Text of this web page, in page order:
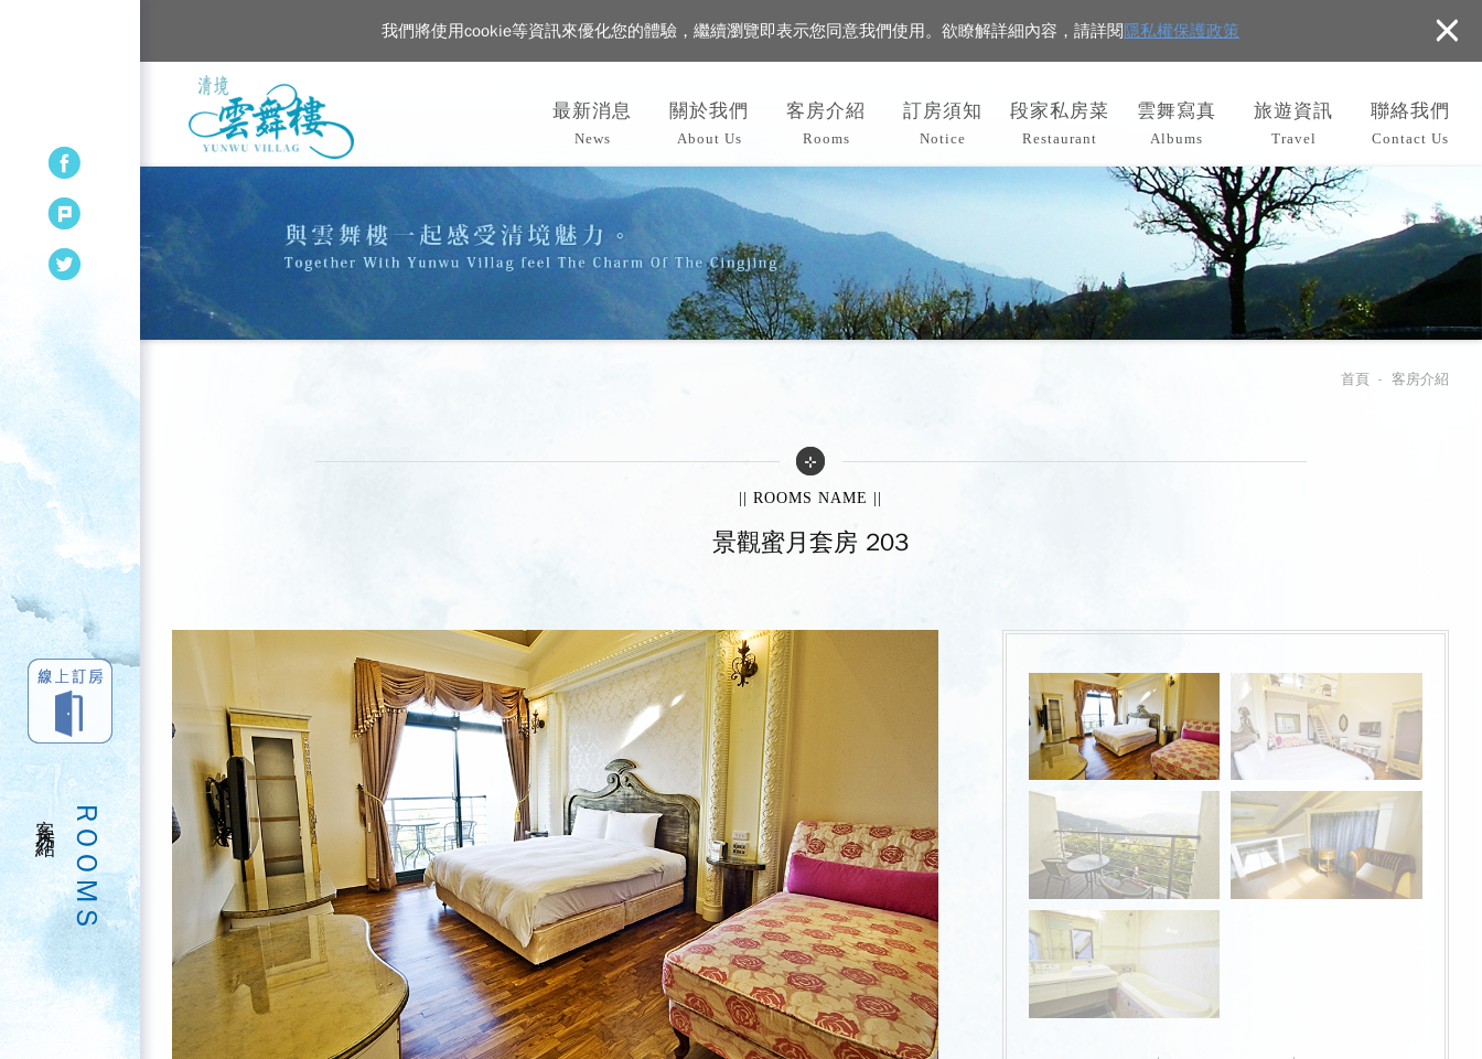
我們將使用cookie等資訊來優化您的體驗，繼續瀏覽即表示您同意我們使用。欲瞭解詳細內容，請詳閱隱私權保護政策 ×
最新消息
News
關於我們
About Us
客房介紹
Rooms
訂房須知
Notice
段家私房菜
Restaurant
雲舞寫真
Albums
旅遊資訊
Travel
聯絡我們
Contact Us
首頁 客房介紹
客房介紹 ROOMS
|| ROOMS NAME ||
景觀蜜月套房 203